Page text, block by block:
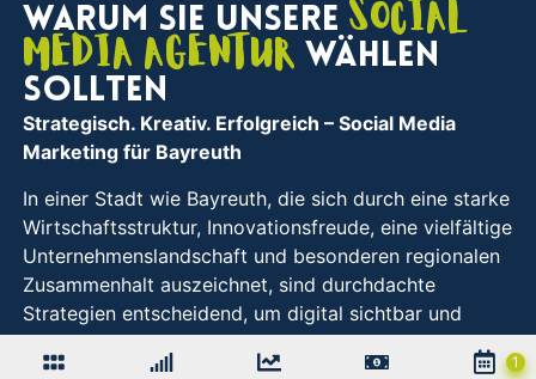
Warum Sie unsere Social
Media Agentur wählen
sollten
Strategisch. Kreativ. Erfolgreich – Social Media
Marketing für Bayreuth
In einer Stadt wie Bayreuth, die sich durch eine starke
Wirtschaftsstruktur, Innovationsfreude, eine vielfältige
Unternehmenslandschaft und besonderen regionalen
Zusammenhalt auszeichnet, sind durchdachte
Strategien entscheidend, um digital sichtbar und
relevant zu bleiben. Genau hier setzen wir an: Seit
über zehn Jahren unterstützen wir Unternehmen aus